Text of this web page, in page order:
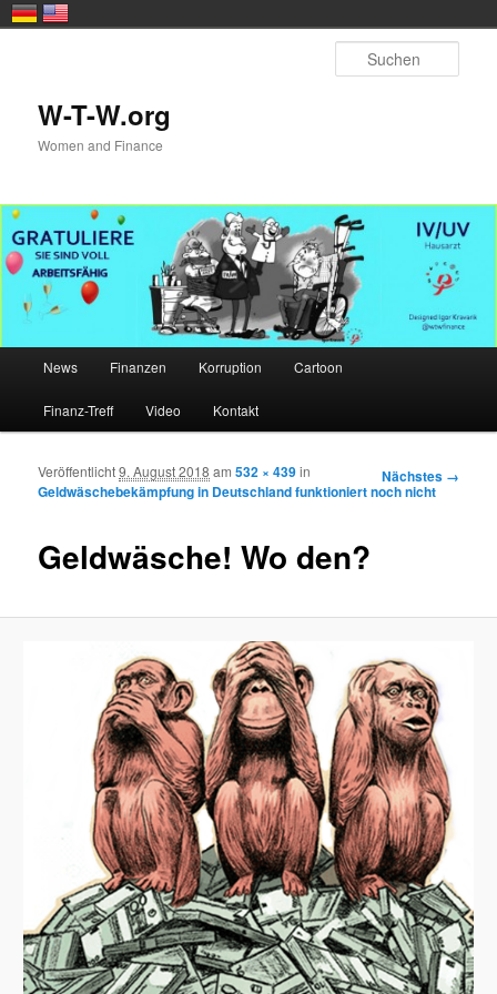
Zum primären Inhalt springen
W-T-W.org
Women and Finance
News Finanzen Korruption Cartoon
Finanz-Treff Video Kontakt
Bilder-
Navigation
Nächstes →
Geldwäsche! Wo den?
Veröffentlicht9. August 2018 am532 × 439in
Geldwäschebekämpfung in Deutschland funktioniert noch nicht